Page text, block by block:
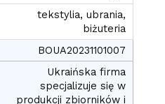
tekstylia, ubrania,
biżuteria
BOUA20231101007
Ukraińska firma
specjalizuje się w
produkcji zbiorników i